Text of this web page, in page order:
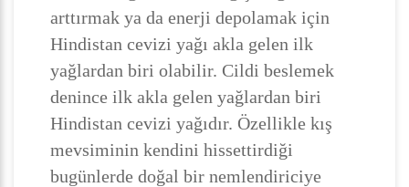
arttırmak ya da enerji depolamak için
Hindistan cevizi yağı akla gelen ilk
yağlardan biri olabilir. Cildi beslemek
denince ilk akla gelen yağlardan biri
Hindistan cevizi yağıdır. Özellikle kış
mevsiminin kendini hissettirdiği
bugünlerde doğal bir nemlendiriciye